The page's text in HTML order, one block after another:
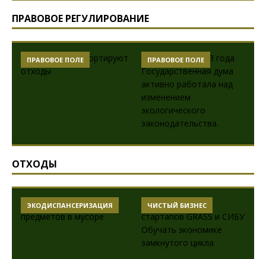
ПРАВОВОЕ РЕГУЛИРОВАНИЕ
ПРАВОВОЕ ПОЛЕ ПРАВОВОЕ ПОЛЕ
ОТХОДЫ
ЭКОДИСПАНСЕРИЗАЦИЯ ЧИСТЫЙ БИЗНЕС